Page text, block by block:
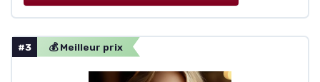
#3 💰 Meilleur prix